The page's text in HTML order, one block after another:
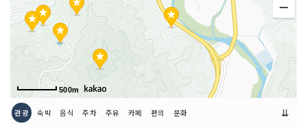
500m
관광 숙박 음식 주차 주유 카페 편의 문화 ⇊